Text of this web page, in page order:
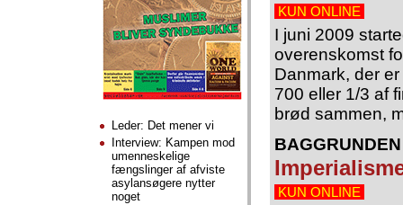
KUN ONLINE
I juni 2009
overenskomst
Danmark, der
700 eller 1/3 af
brød sammen,
KUN ONLINE
Leder: Det mener vi
Interview: Kampen mod
umenneskelige
fængslinger af afviste
asylansøgere nytter
noget